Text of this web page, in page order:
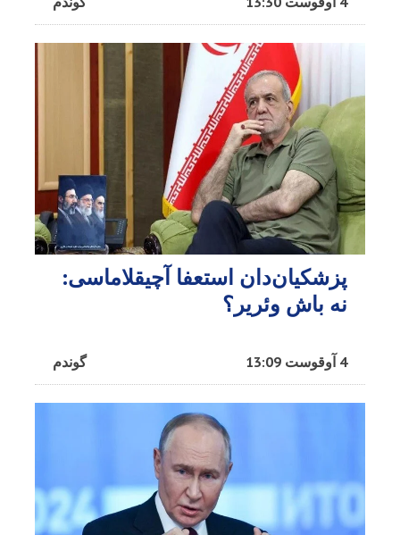
پزشکیان‌دان استعفا آچیقلاماسی:
نه باش وئریر؟
گوندم 4 آوقوست 13:09